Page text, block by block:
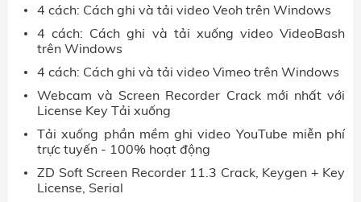
4 cách: Cách ghi và tải video Veoh trên Windows
4 cách: Cách ghi và tải xuống video VideoBash
trên Windows
4 cách: Cách ghi và tải video Vimeo trên Windows
Webcam và Screen Recorder Crack mới nhất với
License Key Tải xuống
Tải xuống phần mềm ghi video YouTube miễn phí
trực tuyến - 100% hoạt động
ZD Soft Screen Recorder 11.3 Crack, Keygen + Key
License, Serial